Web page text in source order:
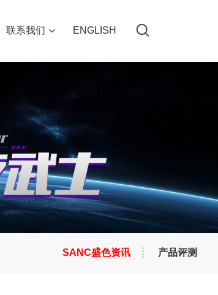
联系我们 ENGLISH
SANC盛色资讯 产品评测